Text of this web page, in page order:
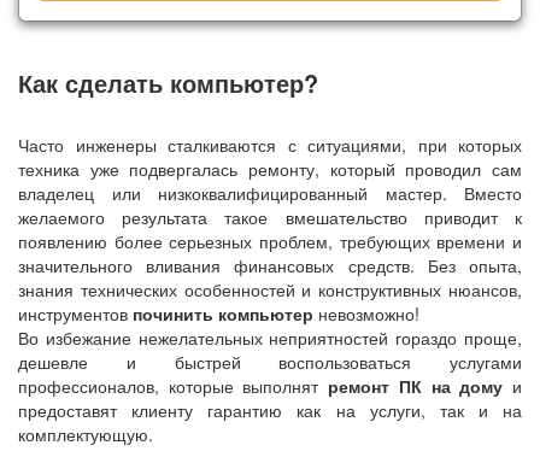
Как сделать компьютер?
Часто инженеры сталкиваются с ситуациями, при которых
техника уже подвергалась ремонту, который проводил сам
владелец или низкоквалифицированный мастер. Вместо
желаемого результата такое вмешательство приводит к
появлению более серьезных проблем, требующих времени и
значительного вливания финансовых средств. Без опыта,
знания технических особенностей и конструктивных нюансов,
инструментов починить компьютер невозможно!
Во избежание нежелательных неприятностей гораздо проще,
дешевле и быстрей воспользоваться услугами
профессионалов, которые выполнят ремонт ПК на дому и
предоставят клиенту гарантию как на услуги, так и на
комплектующую.